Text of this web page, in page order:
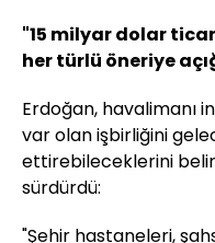
"15 milyar dolar
her türlü öneriye
Erdoğan, havalimanı
var olan işbirliğini
ettirebileceklerini
sürdürdü:
"Şehir hastaneleri,